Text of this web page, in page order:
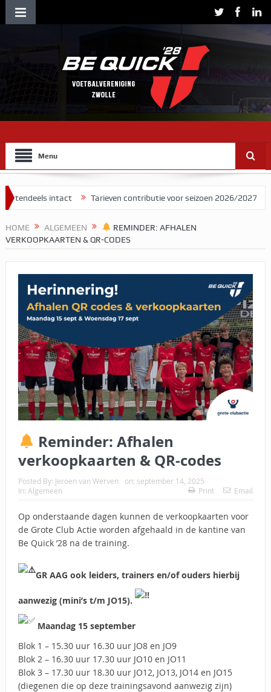
Menu
intact Tarieven contributie voor seizoen 2026/2027 Herman
HOME ALGEMEEN
REMINDER: AFHALEN
VERKOOPKAARTEN & QR-CODES
Reminder: Afhalen
verkoopkaarten & QR-codes
Posted By: Jeroen van Werven on: september 14, 2025
In: Algemeen Print Email
Op onderstaande dagen kunnen de verkoopkaarten voor
de Grote Club Actie worden afgehaald in de kantine van
Be Quick ’28 na de training.
GR AAG ook leiders, trainers en/of ouders hierbij
aanwezig (mini’s t/m JO15).
Maandag 15 september
Blok 1 – 15.30 uur 16.30 uur JO8 en JO9
Blok 2 – 16.30 uur 17.30 uur JO10 en JO11
Blok 3 – 17.30 uur 18.30 uur JO12, JO13, JO14 en JO15
(diegenen die op deze trainingsavond aanwezig zijn)